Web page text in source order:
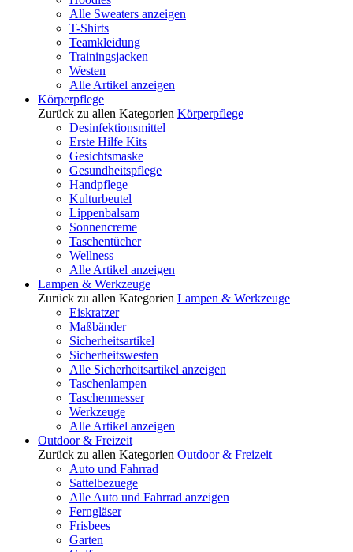
Alle Sweaters anzeigen
T-Shirts
Teamkleidung
Trainingsjacken
Westen
Alle Artikel anzeigen
Körperpflege
Zurück zu allen Kategorien Körperpflege
Desinfektionsmittel
Erste Hilfe Kits
Gesichtsmaske
Gesundheitspflege
Handpflege
Kulturbeutel
Lippenbalsam
Sonnencreme
Taschentücher
Wellness
Alle Artikel anzeigen
Lampen & Werkzeuge
Zurück zu allen Kategorien Lampen & Werkzeuge
Eiskratzer
Maßbänder
Sicherheitsartikel
Sicherheitswesten
Alle Sicherheitsartikel anzeigen
Taschenlampen
Taschenmesser
Werkzeuge
Alle Artikel anzeigen
Outdoor & Freizeit
Zurück zu allen Kategorien Outdoor & Freizeit
Auto und Fahrrad
Sattelbezuege
Alle Auto und Fahrrad anzeigen
Ferngläser
Frisbees
Garten